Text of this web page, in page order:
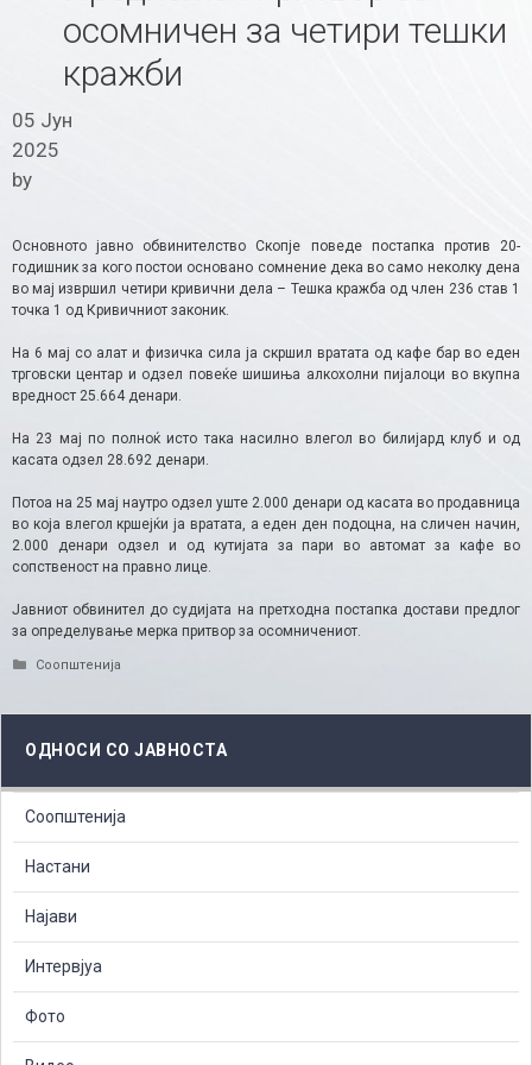
осомничен за четири тешки
кражби
05 Јун
2025
by
Основното јавно обвинителство Скопје поведе постапка против 20-
годишник за кого постои основано сомнение дека во само неколку дена
во мај извршил четири кривични дела – Тешка кражба од член 236 став 1
точка 1 од Кривичниот законик.
На 6 мај со алат и физичка сила ја скршил вратата од кафе бар во еден
трговски центар и одзел повеќе шишиња алкохолни пијалоци во вкупна
вредност 25.664 денари.
На 23 мај по полноќ исто така насилно влегол во билијард клуб и од
касата одзел 28.692 денари.
Потоа на 25 мај наутро одзел уште 2.000 денари од касата во продавница
во која влегол кршејќи ја вратата, а еден ден подоцна, на сличен начин,
2.000 денари одзел и од кутијата за пари во автомат за кафе во
сопственост на правно лице.
Јавниот обвинител до судијата на претходна постапка достави предлог
за определување мерка притвор за осомничениот.
Categories
Соопштенија
ОДНОСИ СО ЈАВНОСТА
Соопштенија
Настани
Најави
Интервјуа
Фото